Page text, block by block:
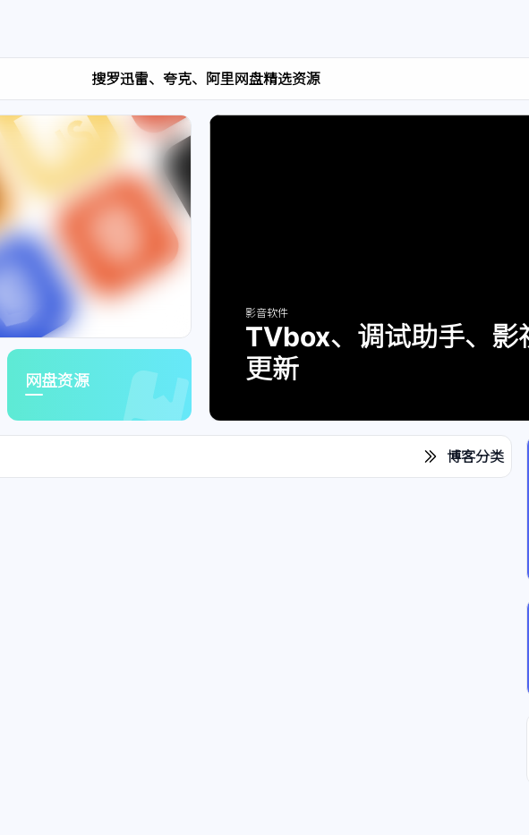
搜罗迅雷、夸克、阿里网盘精选资源
访问文档中心获取更多帮助
网盘资源
影音软件
TVbox、调试助手、影
更新
博客分类